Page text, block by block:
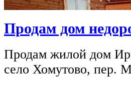
Продам дом
Продам жилой дом
село Хомутово, пер.